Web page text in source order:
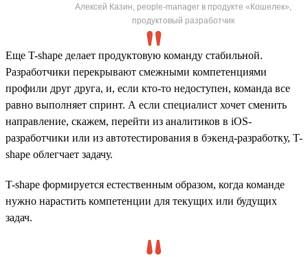
Алексей Казин, people-manager в продукте «Кошелек»,
продуктовый разработчик
Еще T-shape делает продуктовую команду стабильной.
Разработчики перекрывают смежными компетенциями
профили друг друга, и, если кто-то недоступен, команда все
равно выполняет спринт. А если специалист хочет сменить
направление, скажем, перейти из аналитиков в iOS-
разработчики или из автотестирования в бэкенд-разработку, T-
shape облегчает задачу.
T-shape формируется естественным образом, когда команде
нужно нарастить компетенции для текущих или будущих
задач.